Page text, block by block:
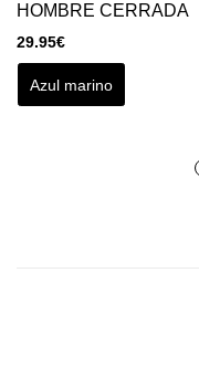
HOMBRE CERRADA
29.95€
Azul marino